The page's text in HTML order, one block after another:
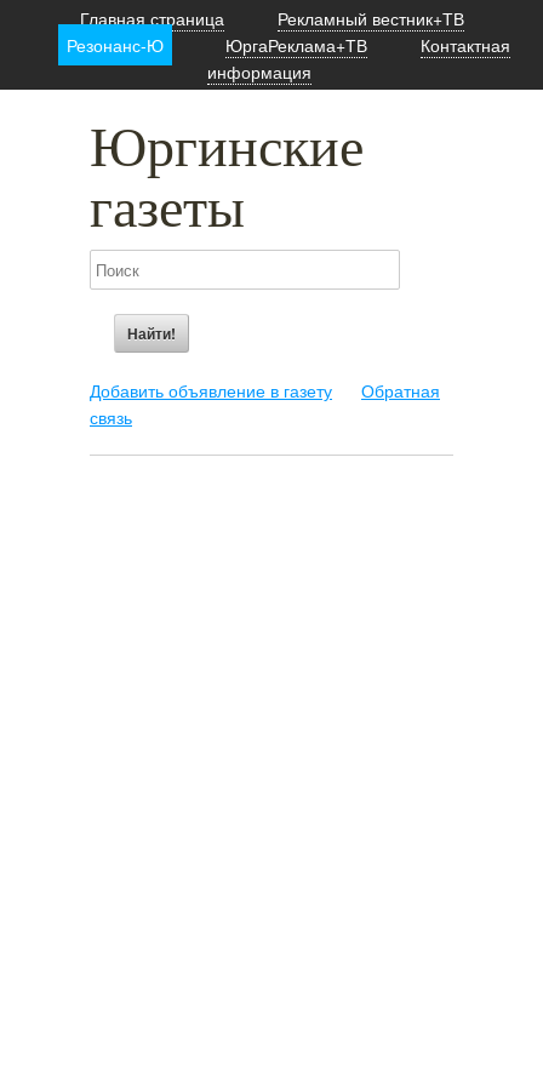
Главная страница
Рекламный вестник+ТВ
Резонанс-Ю
ЮргаРеклама+ТВ
Контактная
информация
Юргинские
газеты
Добавить объявление в газету
Обратная
связь